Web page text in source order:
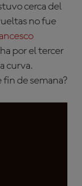
cerca del
no fue
por el tercer
curva.
fin de semana?